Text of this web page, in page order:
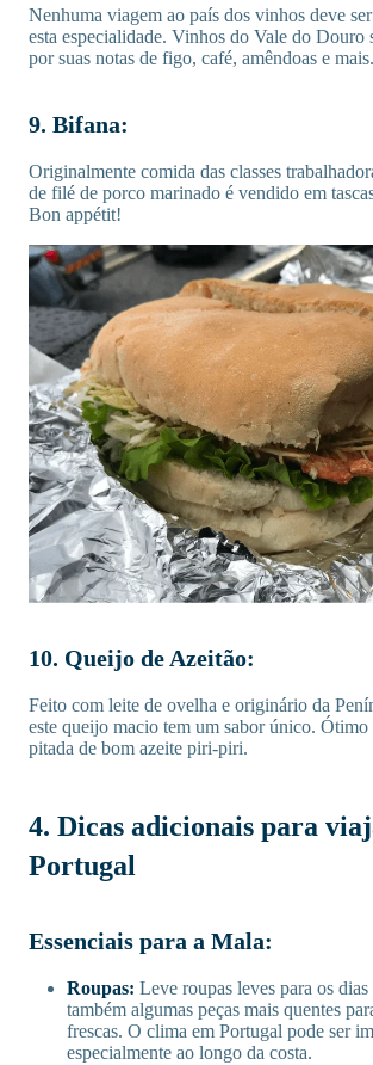
Nenhuma viagem ao país dos vinhos deve
esta especialidade. Vinhos do Vale do Douro
por suas notas de figo, café, amêndoas e mais.
9. Bifana:
Originalmente comida das classes
de filé de porco marinado é vendido em
Bon appétit!
10. Queijo de Azeitão:
Feito com leite de ovelha e originário da
este queijo macio tem um sabor único. Ótimo
pitada de bom azeite piri-piri.
4. Dicas adicionais para
Portugal
Essenciais para a Mala:
Roupas: Leve roupas leves para os dias
também algumas peças mais quentes
frescas. O clima em Portugal pode ser
especialmente ao longo da costa.